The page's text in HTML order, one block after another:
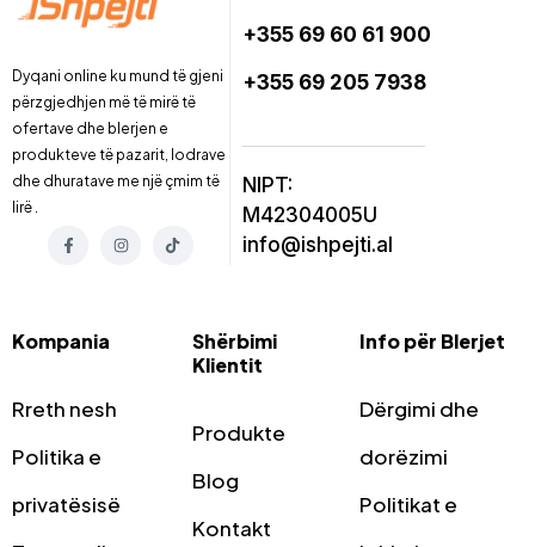
Dyqani online ku mund të gjeni
përzgjedhjen më të mirë të
ofertave dhe blerjen e
produkteve të pazarit, lodrave
dhe dhuratave me një çmim të
lirë .
+355 69 60 61 900
+355 69 205 7938
NIPT:
M42304005U
info@ishpejti.al
Kompania
Rreth nesh
Politika e
privatësisë
Shërbimi
Klientit
Produkte
Blog
Kontakt
Info për Blerjet
Dërgimi dhe
dorëzimi
Politikat e